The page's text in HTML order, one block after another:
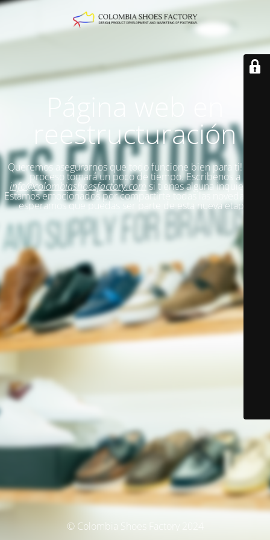
reestructuración
Queremos asegurarnos que todo funcione bien para ti!
proceso tomará un poco de tiempo. Escribenos a
info@colombiashoesfactory.com si tienes alguna inquietud.
Estamos emocionados por compartirte todas las novedades y
esperamos que puedas ser parte de esta nueva etapa.
© Colombia Shoes Factory 2024